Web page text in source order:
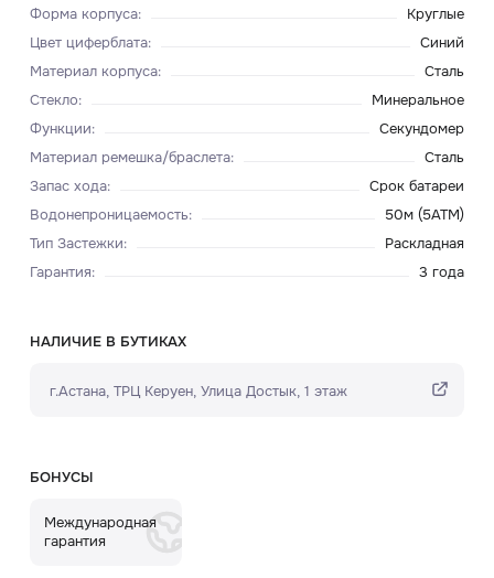
Форма корпуса:
Круглые
Цвет циферблата:
Синий
Материал корпуса:
Сталь
Стекло:
Минеральное
Функции:
Секундомер
Материал ремешка/браслета:
Сталь
Запас хода:
Срок батареи
Водонепроницаемость:
50м (5ATM)
Тип Застежки:
Раскладная
Гарантия: 3 года
НАЛИЧИЕ В БУТИКАХ
г.Астана, ТРЦ Керуен​, Улица Достык, 1 этаж
БОНУСЫ
Международная
гарантия